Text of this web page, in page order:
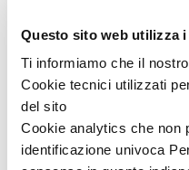
Questo sito web utilizza
Ti informiamo che il
Cookie tecnici utilizzati
del sito
Cookie analytics che non
identificazione univoca